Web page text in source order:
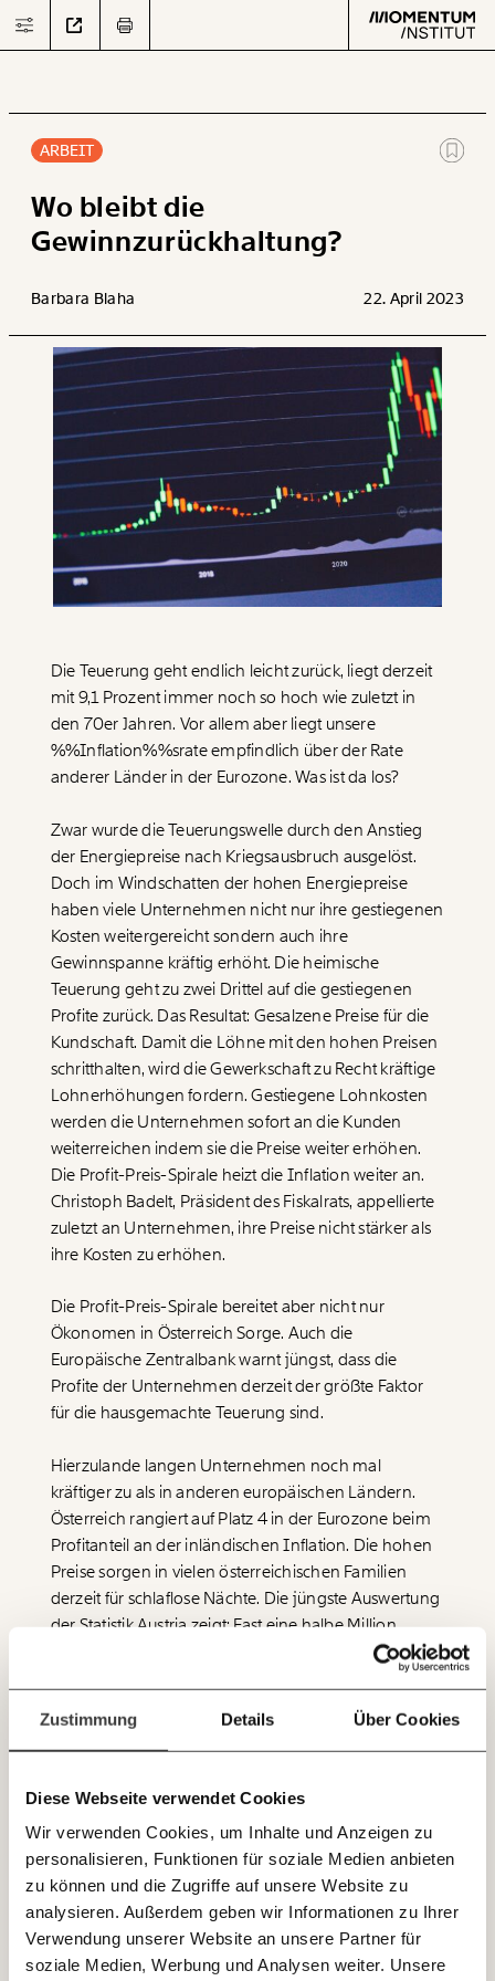
Zustimmung Details Über Cookies
Diese Webseite verwendet Cookies
Wir verwenden Cookies, um Inhalte und Anzeigen zu
personalisieren, Funktionen für soziale Medien anbieten
zu können und die Zugriffe auf unsere Website zu
analysieren. Außerdem geben wir Informationen zu Ihrer
Verwendung unserer Website an unsere Partner für
soziale Medien, Werbung und Analysen weiter. Unsere
Arbeit
Verteilung
Klima
Datensätze
Paper der Woche
Kürzungslandkarte
Erbschaftssteuer-Rechner
Koalitions-Kompass
Care-Rechner
Befristungs-Monitor
Pflegerechner
Parlagram
Über uns
Team
Jahresberichte
Pressebereich
Jobs & Fellowships
Text second
JETZT
EINFACH
TEILEN.
E-Mail Whatsapp
Veränderung
beginnt mit Dir!
Werde Fördermitglied
und wir können gemeinsam
funktioniert. Unsere Recherchen sind für alle frei im
Netz. Unabhängig und werbefrei. Und das wird auch
so bleiben. Kämpf’ mit uns für den Fortschritt und
unterstütze uns mit Deinem Mitgliedsbeitrag.
Du überweist lieber direkt?
Hier unsere IBAN: AT34 4300 0498 0007 6017
Fragen und Antworten.
Immer auf dem
mit unseren gratis
E-Mail-Newslettern!
Newsletter des Momentum Instituts
ARBEIT
Wo bleibt die
Gewinnzurückhaltung?
Barbara Blaha 22. April 2023
Die Teuerung geht endlich leicht zurück, liegt derzeit
mit 9,1 Prozent immer noch so hoch wie zuletzt in
den 70er Jahren. Vor allem aber liegt unsere
%%Inflation%%srate empfindlich über der Rate
anderer Länder in der Eurozone. Was ist da los?
Zwar wurde die Teuerungswelle durch den Anstieg
der Energiepreise nach Kriegsausbruch ausgelöst.
Doch im Windschatten der hohen Energiepreise
haben viele Unternehmen nicht nur ihre gestiegenen
Kosten weitergereicht sondern auch ihre
Gewinnspanne kräftig erhöht. Die heimische
Teuerung geht zu zwei Drittel auf die gestiegenen
Profite zurück. Das Resultat: Gesalzene Preise für die
Kundschaft. Damit die Löhne mit den hohen Preisen
schritthalten, wird die Gewerkschaft zu Recht kräftige
Lohnerhöhungen fordern. Gestiegene Lohnkosten
werden die Unternehmen sofort an die Kunden
weiterreichen indem sie die Preise weiter erhöhen.
Die Profit-Preis-Spirale heizt die Inflation weiter an.
Christoph Badelt, Präsident des Fiskalrats, appellierte
zuletzt an Unternehmen, ihre Preise nicht stärker als
ihre Kosten zu erhöhen.
Die Profit-Preis-Spirale bereitet aber nicht nur
Ökonomen in Österreich Sorge. Auch die
Europäische Zentralbank warnt jüngst, dass die
Profite der Unternehmen derzeit der größte Faktor
für die hausgemachte Teuerung sind.
Hierzulande langen Unternehmen noch mal
kräftiger zu als in anderen europäischen Ländern.
Österreich rangiert auf Platz 4 in der Eurozone beim
Profitanteil an der inländischen Inflation. Die hohen
Preise sorgen in vielen österreichischen Familien
derzeit für schlaflose Nächte. Die jüngste Auswertung
der Statistik Austria zeigt: Fast eine halbe Million
Menschen sind aktuell mit Zahlungen im Verzug,
Waschmaschine derzeit nicht stemmen.
so problematisch ist die Profit-Preis-Spirale für die
gesamte Wirtschaft. Ziehen die Preise den Löhnen
davon, dann sinkt die Kaufkraft rasant. Wir können
uns um unser Geld immer weniger leisten. Jedes
Unternehmen braucht aber Kunden, die genug Geld
haben, um ihr Produkt auch zu kaufen. Unternehmen
geraten in Schwierigkeiten, Arbeitsplätze gehen